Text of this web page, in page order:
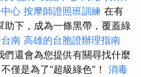
心 按摩師證照班訓練 在有
下，成為一條黑帶，覆蓋綠
南 高雄的台胞證辦理指南
還會為您提供有關尋找什麼
僅是為了“超級綠色”！ 消毒